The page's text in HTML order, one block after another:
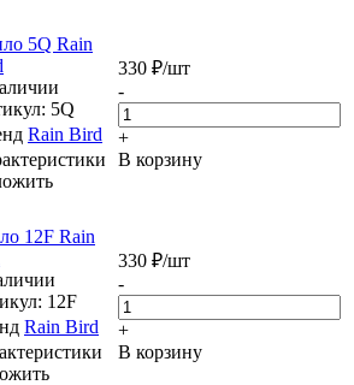
5Q Rain
5Q
Rain Bird
330 ₽/шт
-
+
В корзину
12F Rain
12F
Rain Bird
330 ₽/шт
-
+
В корзину